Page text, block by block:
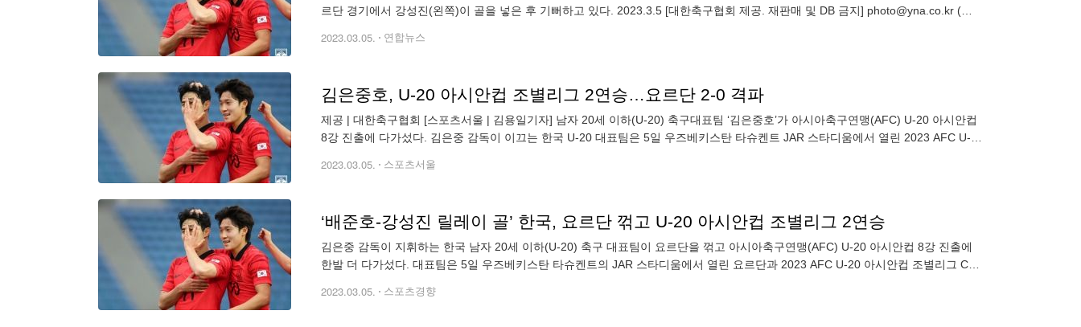
르단 경기에서 강성진(왼쪽)이 골을 넣은 후 기뻐하고 있다. 2023.3.5 [대한축구협회 제공. 재판매 및 DB 금지] photo@yna.co.kr (끝)
2023.03.05. 연합뉴스
김은중호, U-20 아시안컵 조별리그 2연승…요르단 2-0 격파
제공 | 대한축구협회 [스포츠서울 | 김용일기자] 남자 20세 이하(U-20) 축구대표팀 ‘김은중호’가 아시아축구연맹(AFC) U-20 아시안컵
8강 진출에 다가섰다. 김은중 감독이 이끄는 한국 U-20 대표팀은 5일 우즈베키스탄 타슈켄트 JAR 스타디움에서 열린 2023 AFC U-
2023.03.05. 스포츠서울
‘배준호-강성진 릴레이 골’ 한국, 요르단 꺾고 U-20 아시안컵 조별리그 2연승
김은중 감독이 지휘하는 한국 남자 20세 이하(U-20) 축구 대표팀이 요르단을 꺾고 아시아축구연맹(AFC) U-20 아시안컵 8강 진출에
한발 더 다가섰다. 대표팀은 5일 우즈베키스탄 타슈켄트의 JAR 스타디움에서 열린 요르단과 2023 AFC U-20 아시안컵 조별리그 C조
2023.03.05. 스포츠경향